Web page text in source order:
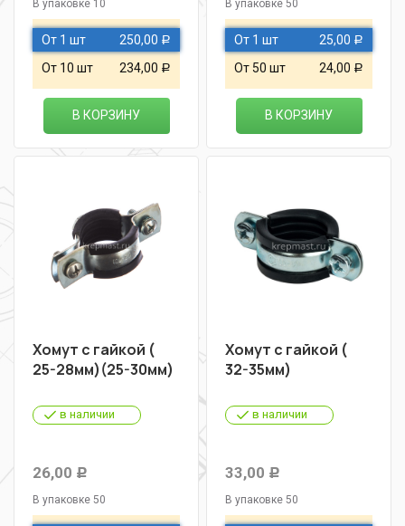
В упаковке 10
От 1 шт 250,00 Р
От 10 шт 234,00 Р
В КОРЗИНУ
В упаковке 50
От 1 шт 25,00 Р
От 50 шт 24,00 Р
В КОРЗИНУ
Хомут с гайкой (
25-28мм)(25-30мм)
в наличии
26,00 Р
В упаковке 50
Хомут с гайкой (
32-35мм)
в наличии
33,00 Р
В упаковке 50